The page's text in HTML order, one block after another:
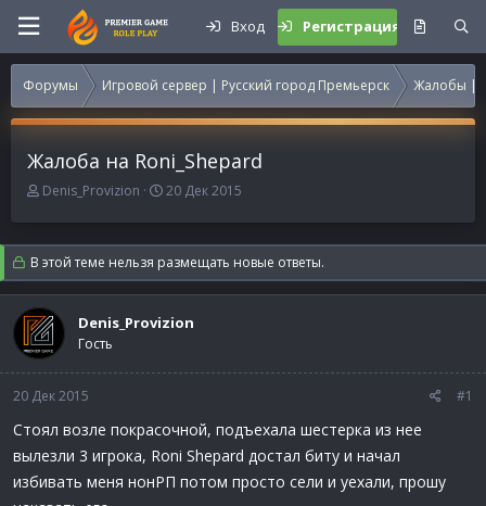
Вход Регистрация
Форумы Игровой сервер | Русский город Премьерск Жалобы |
Жалоба на Roni_Shepard
А
т
о
р
т
е
м
ы
Denis_Provizion
Д
т
а
н
а
а
20 Дек 2015
В этой теме нельзя размещать новые ответы.
Denis_Provizion
Гость
20 Дек 2015 #1
Стоял возле покрасочной, подъехала шестерка из нее
вылезли 3 игрока, Roni Shepard достал биту и начал
избивать меня нонРП потом просто сели и уехали, прошу